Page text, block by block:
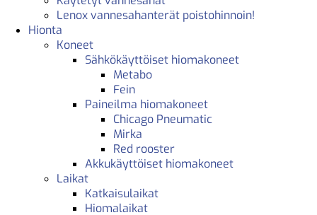
Lenox vannesahanterät poistohinnoin!
Hionta
Koneet
Sähkökäyttöiset hiomakoneet
Metabo
Fein
Paineilma hiomakoneet
Chicago Pneumatic
Mirka
Red rooster
Akkukäyttöiset hiomakoneet
Laikat
Katkaisulaikat
Hiomalaikat